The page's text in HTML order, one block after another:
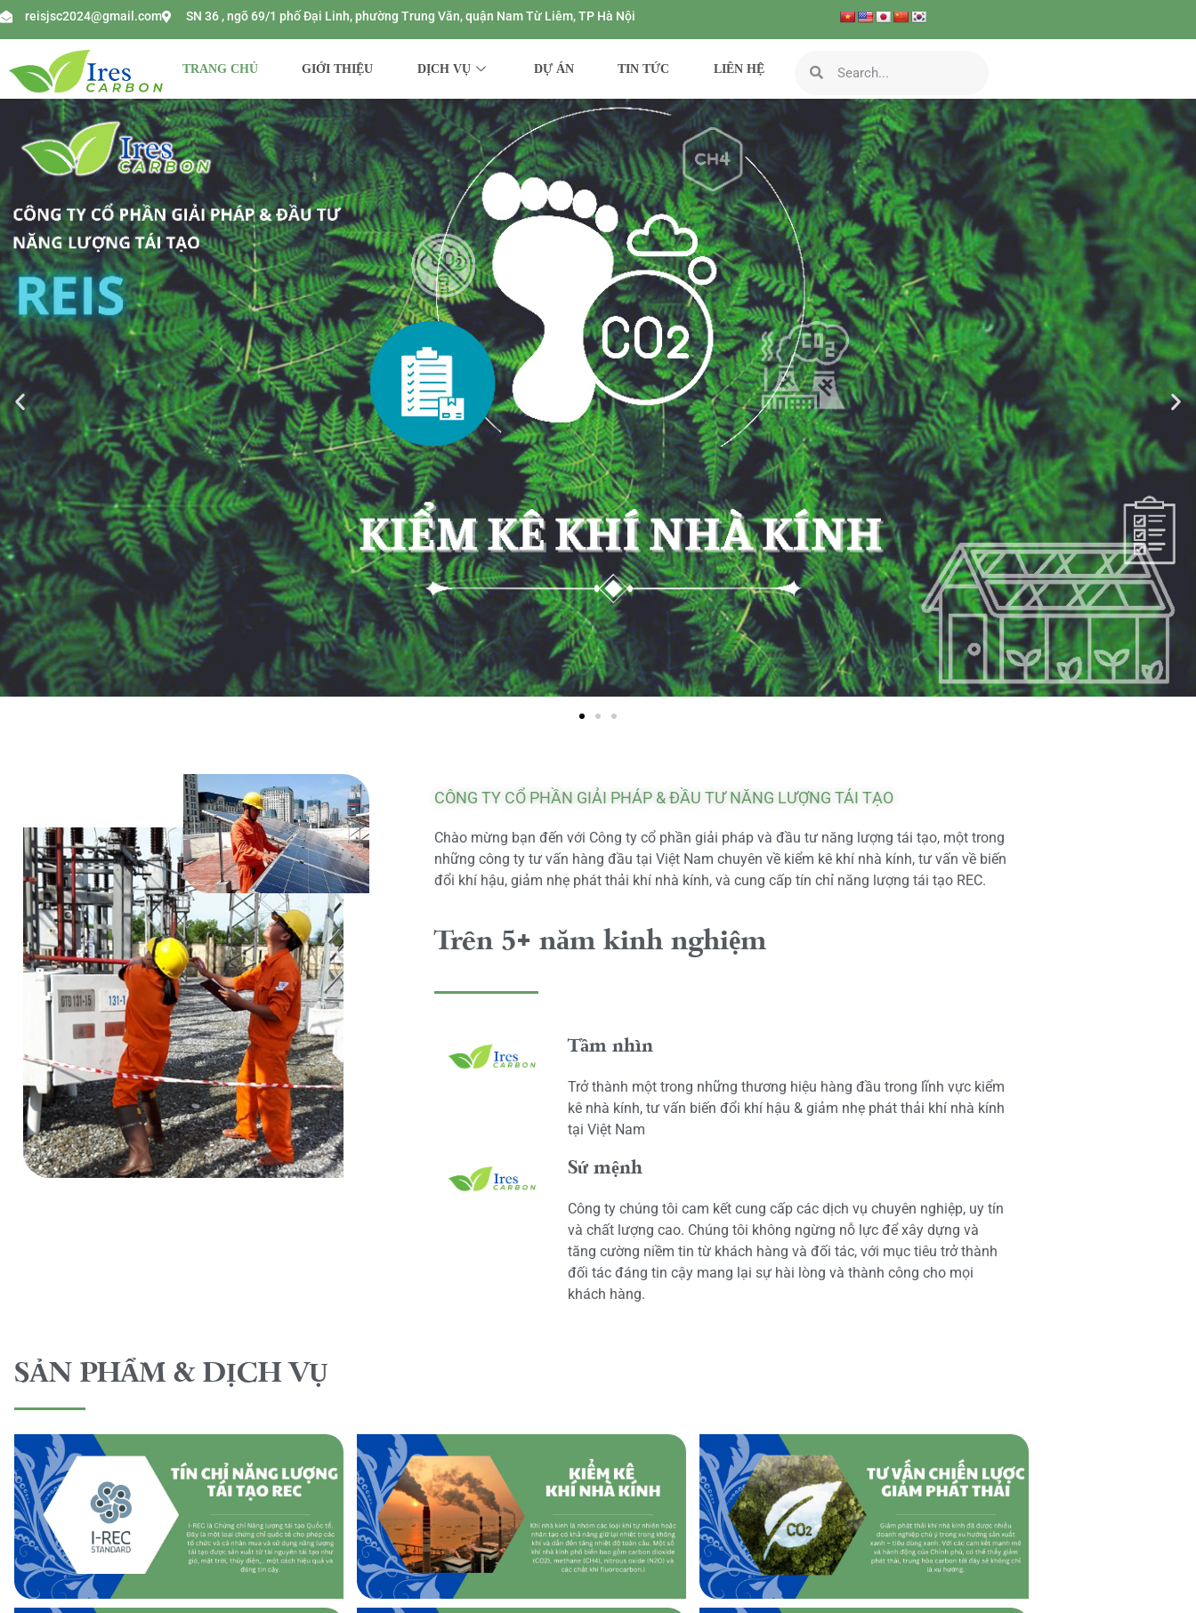
reisjsc2024@gmail.com SN 36 , ngõ 69/1 phố Đại Linh, phường Trung Văn, quận Nam Từ Liêm, TP Hà Nội
TRANG CHỦ GIỚI THIỆU DỊCH VỤ DỰ ÁN TIN TỨC LIÊN HỆ
CÔNG TY CỔ PHẦN GIẢI PHÁP & ĐẦU TƯ NĂNG LƯỢNG TÁI TẠO
Chào mừng bạn đến với Công ty cổ phần giải pháp và đầu tư năng lượng tái tạo, một trong
những công ty tư vấn hàng đầu tại Việt Nam chuyên về kiểm kê khí nhà kính, tư vấn về biến
đổi khí hậu, giảm nhẹ phát thải khí nhà kính, và cung cấp tín chỉ năng lượng tái tạo REC.
Trên 5+ năm kinh nghiệm
Tầm nhìn
Trở thành một trong những thương hiệu hàng đầu trong lĩnh vực kiểm
kê nhà kính, tư vấn biến đổi khí hậu & giảm nhẹ phát thải khí nhà kính
tại Việt Nam
Sứ mệnh
Công ty chúng tôi cam kết cung cấp các dịch vụ chuyên nghiệp, uy tín
và chất lượng cao. Chúng tôi không ngừng nỗ lực để xây dựng và
tăng cường niềm tin từ khách hàng và đối tác, với mục tiêu trở thành
đối tác đáng tin cậy mang lại sự hài lòng và thành công cho mọi
khách hàng.
SẢN PHẨM & DỊCH VỤ